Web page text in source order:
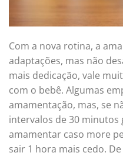
Com a nova rotina, a
adaptações, mas não
mais dedicação, vale
com o bebê. Algumas
amamentação, mas, se
intervalos de 30
amamentar caso more
sair 1 hora mais cedo.